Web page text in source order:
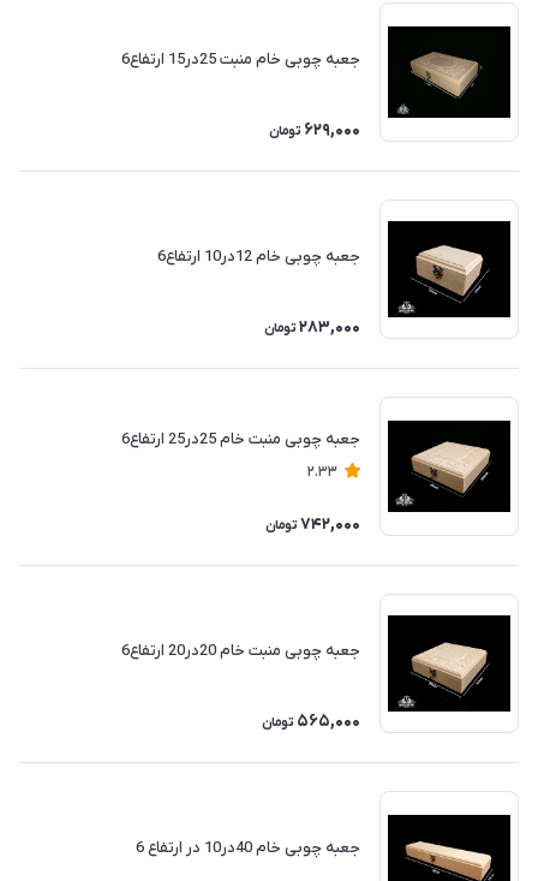
جعبه چوبی خام منبت 25در15 ارتفاع6
629,000 تومان
جعبه چوبی خام 12در10 ارتفاع6
283,000 تومان
جعبه چوبی منبت خام 25در25 ارتفاع6
2.33
742,000 تومان
جعبه چوبی منبت خام 20در20 ارتفاع6
565,000 تومان
جعبه چوبی خام 40در10 در ارتفاع 6